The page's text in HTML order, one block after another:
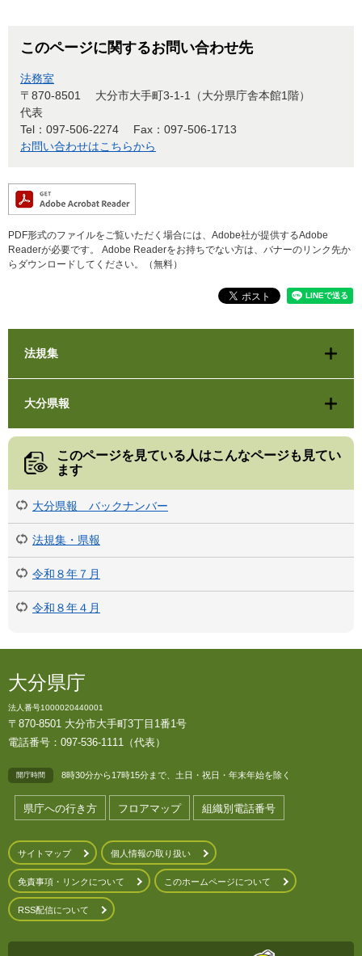
このページに関するお問い合わせ先
法務室
〒870-8501
大分市大手町3-1-1（大分県庁舎本館1階）
代表
Tel：097-506-2274
Fax：097-506-1713
お問い合わせはこちらから
PDF形式のファイルをご覧いただく場合には、Adobe社が提供するAdobe
Readerが必要です。
Adobe Readerをお持ちでない方は、バナーのリンク先か
らダウンロードしてください。（無料）
法規集
大分県報
このページを見ている人はこんなページも見てい
ます
大分県報 バックナンバー
法規集・県報
令和８年７月
令和８年４月
大分県庁
法人番号1000020440001
〒870-8501 大分市大手町3丁目1番1号
電話番号：097-536-1111（代表）
開庁時間 8時30分から17時15分まで、土日・祝日・年末年始を除く
県庁への行き方 フロアマップ 組織別電話番号
サイトマップ 個人情報の取り扱い
免責事項・リンクについて このホームページについて
RSS配信について